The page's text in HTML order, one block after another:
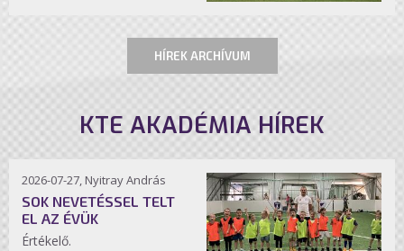
HÍREK ARCHÍVUM
KTE AKADÉMIA HÍREK
2026-07-27, Nyitray András
SOK NEVETÉSSEL TELT
EL AZ ÉVÜK
Értékelő.